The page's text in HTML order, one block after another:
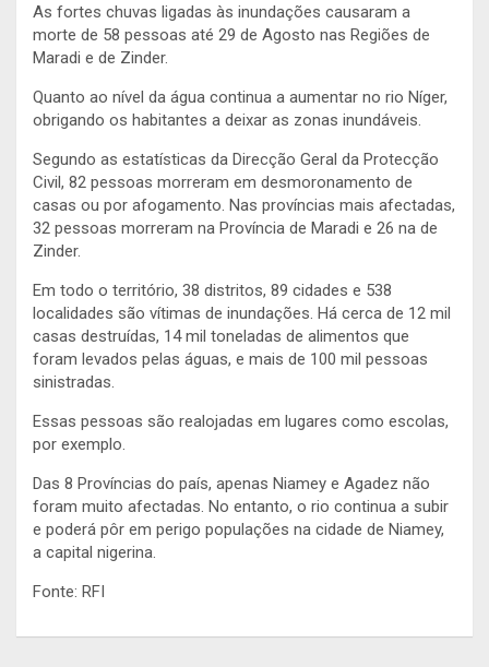
As fortes chuvas ligadas às inundações causaram a
morte de 58 pessoas até 29 de Agosto nas Regiões de
Maradi e de Zinder.
Quanto ao nível da água continua a aumentar no rio Níger,
obrigando os habitantes a deixar as zonas inundáveis.
Segundo as estatísticas da Direcção Geral da Protecção
Civil, 82 pessoas morreram em desmoronamento de
casas ou por afogamento. Nas províncias mais afectadas,
32 pessoas morreram na Província de Maradi e 26 na de
Zinder.
Em todo o território, 38 distritos, 89 cidades e 538
localidades são vítimas de inundações. Há cerca de 12 mil
casas destruídas, 14 mil toneladas de alimentos que
foram levados pelas águas, e mais de 100 mil pessoas
sinistradas.
Essas pessoas são realojadas em lugares como escolas,
por exemplo.
Das 8 Províncias do país, apenas Niamey e Agadez não
foram muito afectadas. No entanto, o rio continua a subir
e poderá pôr em perigo populações na cidade de Niamey,
a capital nigerina.
Fonte: RFI